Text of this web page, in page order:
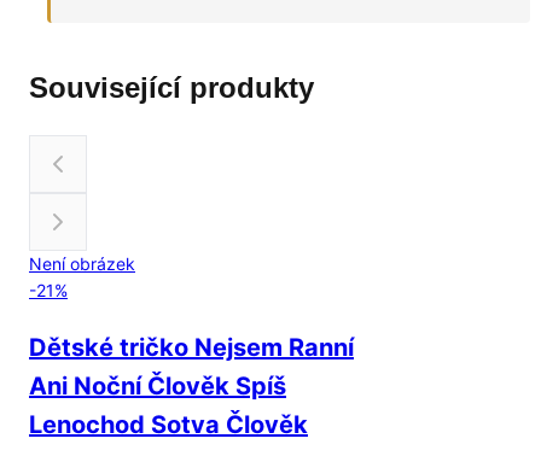
Související produkty
Není obrázek
-21%
Dětské tričko Nejsem Ranní
Ani Noční Člověk Spíš
Lenochod Sotva Člověk